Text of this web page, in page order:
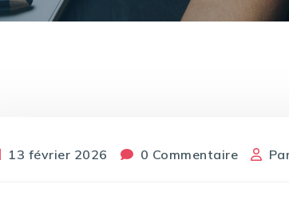
13 février 2026 0 Commentaire